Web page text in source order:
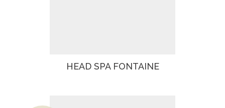
HEAD SPA FONTAINE